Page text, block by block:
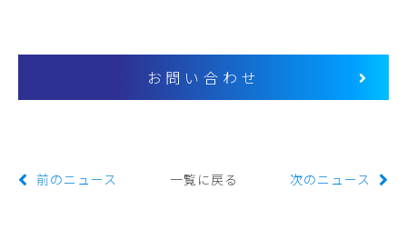
お問い合わせ
前のニュース 一覧に戻る 次のニュース